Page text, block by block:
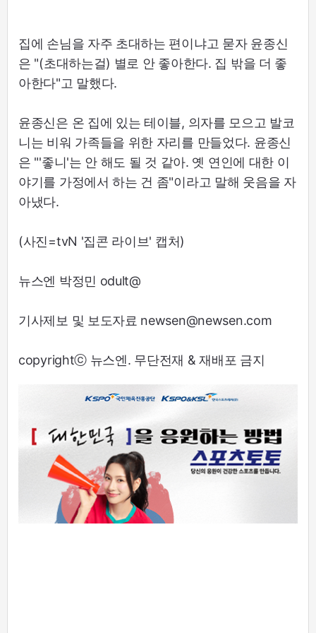
집에 손님을 자주 초대하는 편이냐고 묻자 윤종신
은 "(초대하는걸) 별로 안 좋아한다. 집 밖을 더 좋
아한다"고 말했다.
윤종신은 온 집에 있는 테이블, 의자를 모으고 발코
니는 비워 가족들을 위한 자리를 만들었다. 윤종신
은 "'좋니'는 안 해도 될 것 같아. 옛 연인에 대한 이
야기를 가정에서 하는 건 좀"이라고 말해 웃음을 자
아냈다.
(사진=tvN '집콘 라이브' 캡처)
뉴스엔 박정민 odult@
기사제보 및 보도자료 newsen@newsen.com
copyrightⓒ 뉴스엔. 무단전재 & 재배포 금지